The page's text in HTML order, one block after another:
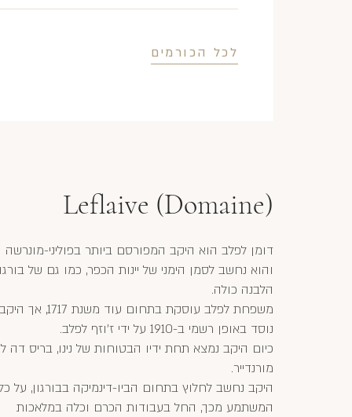
לכל הכורמים
Leflaive (Domaine)
דומן לפלב הוא היקב המפורסם ביותר בפוליני-מונרשה
והוא נחשב לסמן הימני של יינות הכפר, כמו גם של
הלבנה כולה.
משפחת לפלב עוסקת בתחום עוד משנת 1717, אך היקב
נוסד באופן רשמי ב-1910 על ידי ז'וזף לפלב.
כיום היקב נמצא תחת ידיו הבטוחות של נינו, בריס דה
מורנדייר.
היקב נחשב לחלוץ בתחום הביו-דינמיקה בבורגון, על
המשתמע מכך, החל בעבודות הכרם וכלה במלאכות